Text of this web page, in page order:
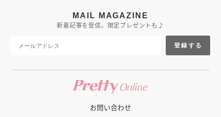
MAIL MAGAZINE
新着記事を受信。限定プレゼントも♪
登録する
お問い合わせ